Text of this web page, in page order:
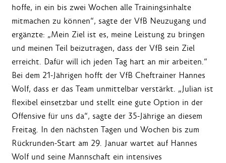
hoffe, in ein bis zwei Wochen alle Trainingsinhalte
mitmachen zu können“, sagte der VfB Neuzugang und
ergänzte: „Mein Ziel ist es, meine Leistung zu bringen
und meinen Teil beizutragen, dass der VfB sein Ziel
erreicht. Dafür will ich jeden Tag hart an mir arbeiten.“
Bei dem 21-Jährigen hofft der VfB Cheftrainer Hannes
Wolf, dass er das Team unmittelbar verstärkt. „Julian ist
flexibel einsetzbar und stellt eine gute Option in der
Offensive für uns da“, sagte der 35-Jährige an diesem
Freitag. In den nächsten Tagen und Wochen bis zum
Rückrunden-Start am 29. Januar wartet auf Hannes
Wolf und seine Mannschaft ein intensives